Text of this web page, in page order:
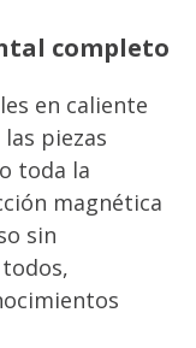
completo
en caliente
piezas
toda la
magnética
sin